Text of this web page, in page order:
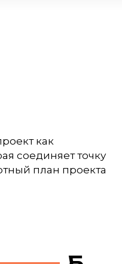
как
соединяет точку
план проекта